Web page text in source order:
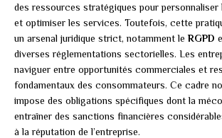
des ressources stratégiques pour personnaliser
et optimiser les services. Toutefois, cette
un arsenal juridique strict, notamment leRGPD
diverses réglementations sectorielles. Les
naviguer entre opportunités commerciales et
fondamentaux des consommateurs. Ce cadre
impose des obligations spécifiques dont la
entraîner des sanctions financières
à la réputation de l’entreprise.